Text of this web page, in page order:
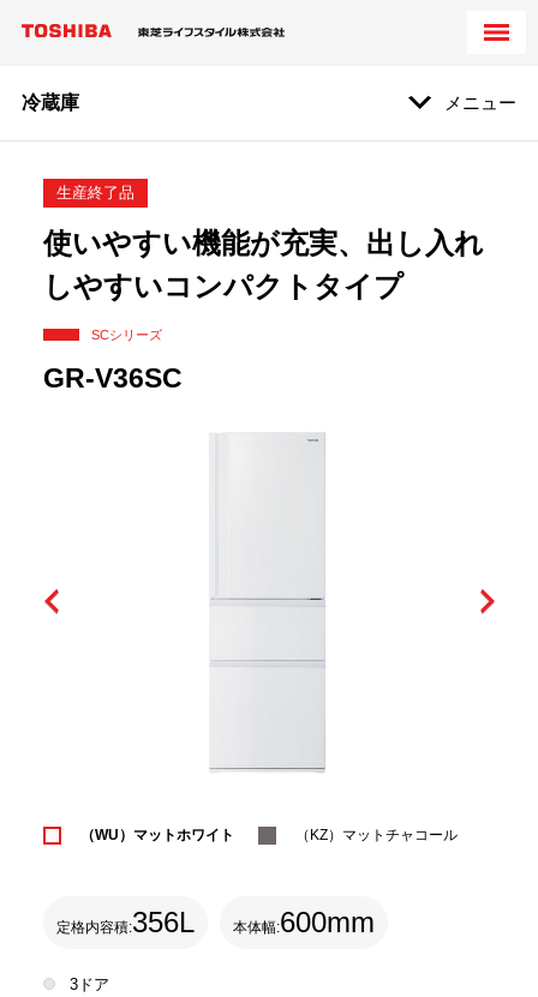
冷蔵庫 メニュー
生産終了品
使いやすい機能が充実、出し入れ
しやすいコンパクトタイプ
SCシリーズ
GR-V36SC
（WU）マットホワイト （KZ）マットチャコール
定格内容積:356L 本体幅:600mm
3ドア